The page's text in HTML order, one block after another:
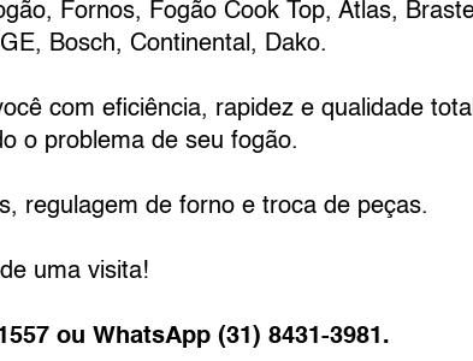
Fornos, Fogão Cook Top, Atlas,
Bosch, Continental, Dako.
com eficiência, rapidez e qualidade
o problema de seu fogão.
regulagem de forno e troca de peças.
uma visita!
ou WhatsApp (31) 8431-3981.